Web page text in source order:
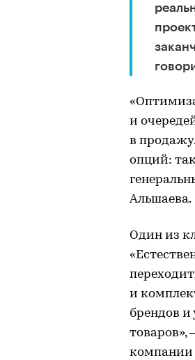
и
в
опций:
Альшаева.
Один из
и
брендов и
товаров»,
компании